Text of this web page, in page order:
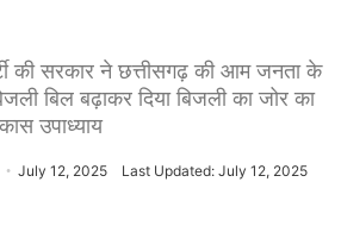
की सरकार ने छत्तीसगढ़ की आम जनता के
बिल बढ़ाकर दिया बिजली का जोर का
उपाध्याय
July 12, 2025 Last Updated: July 12, 2025